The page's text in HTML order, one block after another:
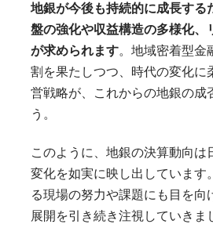
地銀が今後も持続的に成長する
盤の強化や収益構造の多様化、
が求められます。地域密着型金
割を果たしつつ、時代の変化に
営戦略が、これからの地銀の成
う。
このように、地銀の決算動向は
変化を如実に映し出しています
る現場の努力や課題にも目を向
展開を引き続き注視していきま